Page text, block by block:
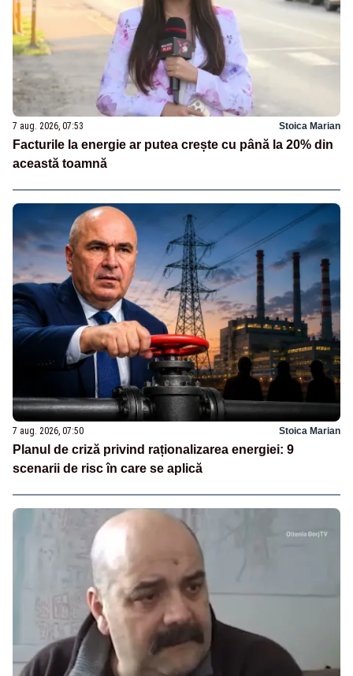
7 aug. 2026, 07:53 Stoica Marian
Facturile la energie ar putea crește cu până la 20% din
această toamnă
7 aug. 2026, 07:50 Stoica Marian
Planul de criză privind raționalizarea energiei: 9
scenarii de risc în care se aplică